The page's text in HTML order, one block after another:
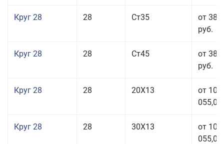
Круг 28 28 Ст35
от 38
руб.
Круг 28 28 Ст45
от 38
руб.
Круг 28 28 20Х13
от 103
055,00
Круг 28 28 30Х13
от 103
055,00